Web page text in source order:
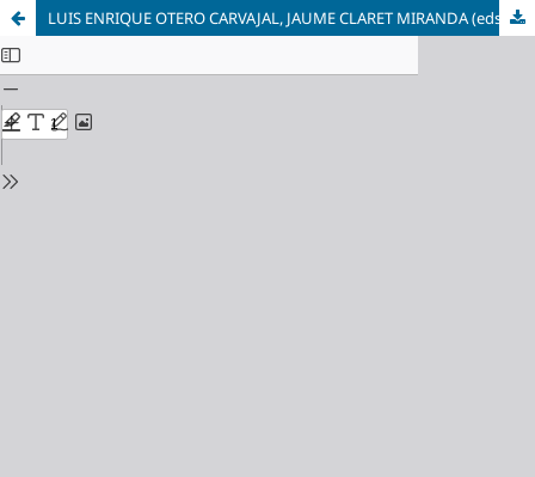
LUIS ENRIQUE OTERO CARVAJAL, JAUME CLARET MIRANDA (eds.) – El gran retroceso. El primer franquismo, 1939-1953 / JAUME CLARET MIRANDA, LUIS ENRIQUE OTERO CARVAJAL (eds.) – Una modernización autoritaria. Transformaciones urbanas y ciudadanía en reconstrucción